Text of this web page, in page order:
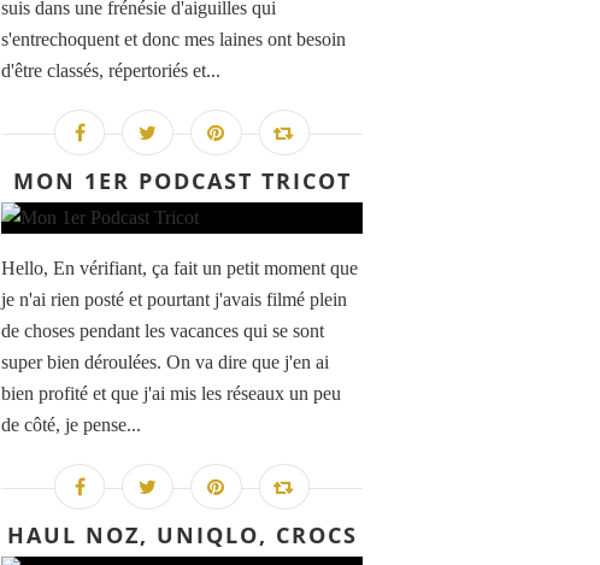
suis dans une frénésie d'aiguilles qui
s'entrechoquent et donc mes laines ont besoin
d'être classés, répertoriés et...
MON 1ER PODCAST TRICOT
Hello, En vérifiant, ça fait un petit moment que
je n'ai rien posté et pourtant j'avais filmé plein
de choses pendant les vacances qui se sont
super bien déroulées. On va dire que j'en ai
bien profité et que j'ai mis les réseaux un peu
de côté, je pense...
HAUL NOZ, UNIQLO, CROCS